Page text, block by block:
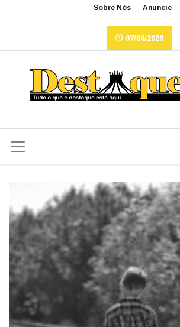
Sobre Nós Anuncie
07/08/2026